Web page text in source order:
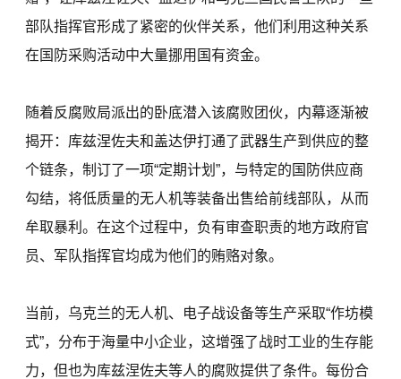
部队指挥官形成了紧密的伙伴关系，他们利用这种关系
在国防采购活动中大量挪用国有资金。
随着反腐败局派出的卧底潜入该腐败团伙，内幕逐渐被
揭开：库兹涅佐夫和盖达伊打通了武器生产到供应的整
个链条，制订了一项“定期计划”，与特定的国防供应商
勾结，将低质量的无人机等装备出售给前线部队，从而
牟取暴利。在这个过程中，负有审查职责的地方政府官
员、军队指挥官均成为他们的贿赂对象。
当前，乌克兰的无人机、电子战设备等生产采取“作坊模
式”，分布于海量中小企业，这增强了战时工业的生存能
力，但也为库兹涅佐夫等人的腐败提供了条件。每份合